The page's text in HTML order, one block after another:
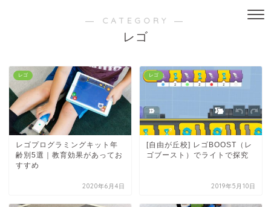
― CATEGORY ―
レゴ
レゴ
レゴプログラミングキット年
齢別5選｜教育効果があってお
すすめ
2020年6月4日
レゴ
[自由が丘校] レゴBOOST（レ
ゴブースト）でライトで探究
2019年5月10日